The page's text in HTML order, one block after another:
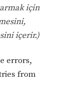
için
içerir.)
errors,
from